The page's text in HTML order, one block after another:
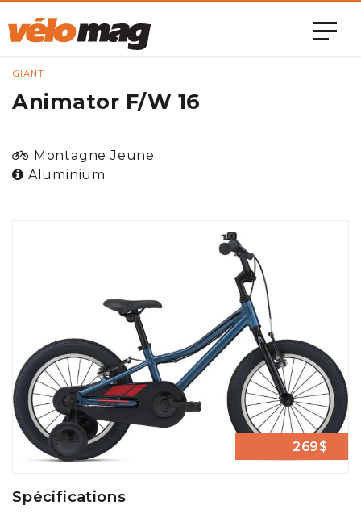
GIANT
Animator F/W 16
Montagne Jeune
Aluminium
269$
Spécifications